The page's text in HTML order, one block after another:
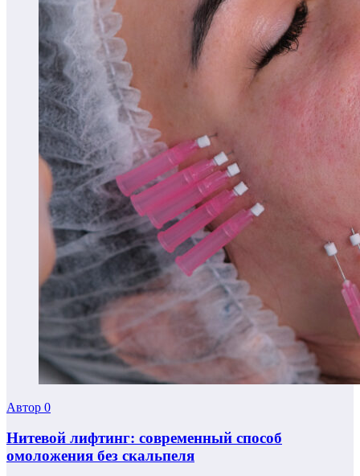
Автор 0
Нитевой лифтинг: современный способ
омоложения без скальпеля